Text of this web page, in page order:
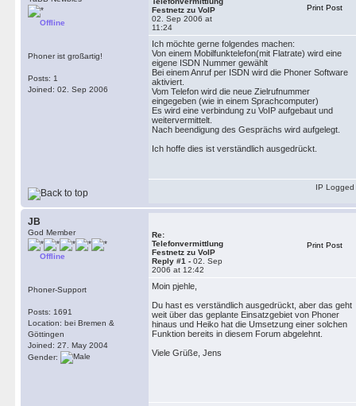
Offline
Phoner ist großartig!
Posts: 1
Joined: 02. Sep 2006
Festnetz zu VoIP
02. Sep 2006 at
11:24
Print Post
Ich möchte gerne folgendes machen:
Von einem Mobilfunktelefon(mit Flatrate) wird eine
eigene ISDN Nummer gewählt
Bei einem Anruf per ISDN wird die Phoner Software
aktiviert.
Vom Telefon wird die neue Zielrufnummer
eingegeben (wie in einem Sprachcomputer)
Es wird eine verbindung zu VoIP aufgebaut und
weitervermittelt.
Nach beendigung des Gesprächs wird aufgelegt.
Ich hoffe dies ist verständlich ausgedrückt.
IP Logged
JB
God Member
Offline
Phoner-Support
Posts: 1691
Location: bei Bremen &
Göttingen
Joined: 27. May 2004
Gender:
Re:
Telefonvermittlung
Festnetz zu VoIP
Reply #1 - 02. Sep
2006 at 12:42
Print Post
Moin pjehle,
Du hast es verständlich ausgedrückt, aber das geht
weit über das geplante Einsatzgebiet von Phoner
hinaus und Heiko hat die Umsetzung einer solchen
Funktion bereits in diesem Forum abgelehnt.
Viele Grüße, Jens